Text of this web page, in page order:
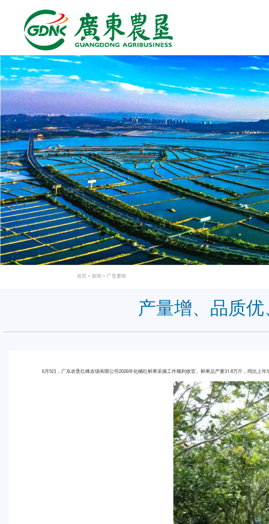
首页 > 新闻 > 广垦要闻
产量增、品质
6月5日，广东农垦红峰农场有限公司2026年化橘红鲜果采摘工作顺利收官。鲜果总产量31.8万斤，同比